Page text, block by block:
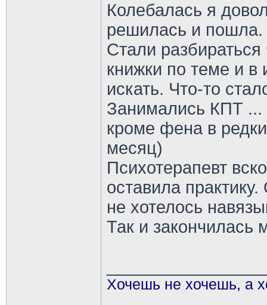
Колебалась я
решилась и пошла.
Стали разбираться
книжки по теме и
искать. Что-то
Занимались КПТ ...
кроме фена в
месяц)
Психотерапевт
оставила
не хотелось
Так и закончилась
Хочешь не хочешь, а